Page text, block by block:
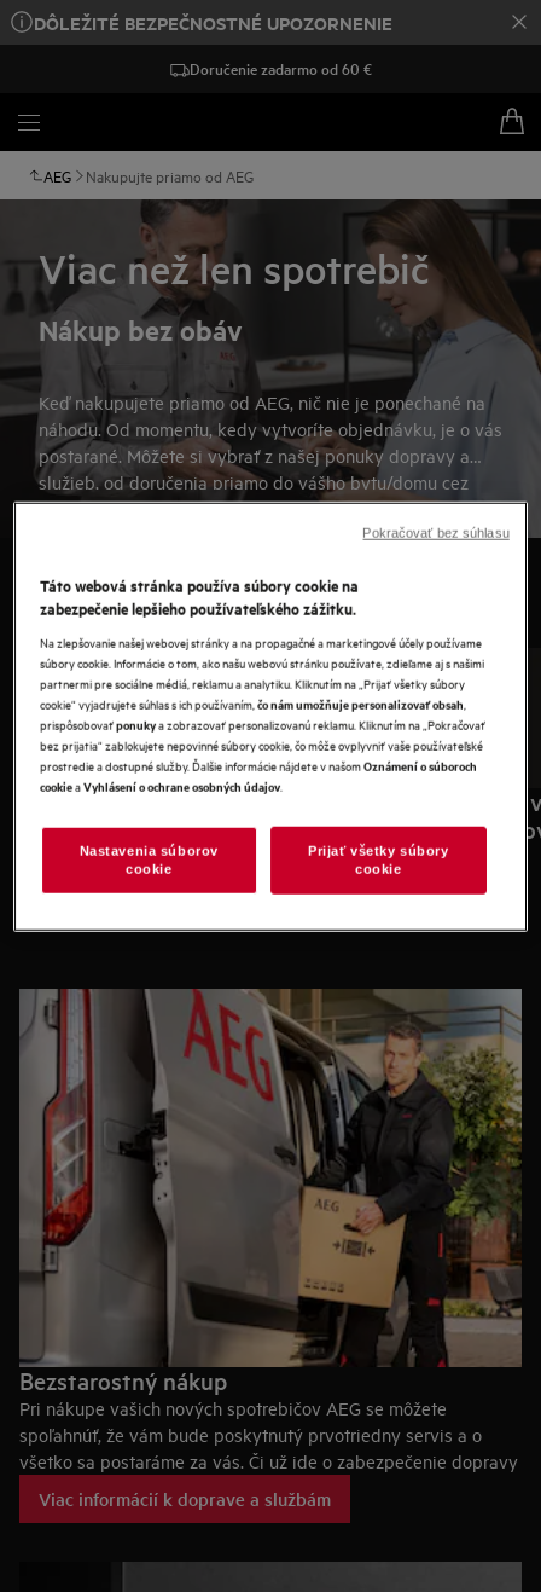
DÔLEŽITÉ BEZPEČNOSTNÉ UPOZORNENIE
Doručenie zadarmo od 60 €
AEG Nakupujte priamo od AEG
Viac než len spotrebič
Nákup bez obáv
Keď nakupujete priamo od AEG, nič nie je ponechané na
náhodu. Od momentu, kedy vytvoríte objednávku, je o vás
postarané. Môžete si vybrať z našej ponuky dopravy a
služieb, od doručenia priamo do vášho bytu/domu cez
inštaláciu spotrebiča až po odvoz a likvidáciu vášho
Dodanie aj veľkých spotrebičov pre
vaše pohodlie
Bezstarostný nákup
Pri nákupe vašich nových spotrebičov AEG se môžete
spoľahnúť, že vám bude poskytnutý prvotriedny servis a o
všetko sa postaráme za vás. Či už ide o zabezpečenie dopravy
a likvidáciu vášho starého spotrebiča.
Viac informácií k doprave a službám
Táto webová stránka používa súbory cookie na
zabezpečenie lepšieho používateľského zážitku.
Na zlepšovanie našej webovej stránky a na propagačné a marketingové účely používame
súbory cookie. Informácie o tom, ako našu webovú stránku používate, zdieľame aj s našimi
partnermi pre sociálne médiá, reklamu a analytiku. Kliknutím na „Prijať všetky súbory
cookie“ vyjadrujete súhlas s ich používaním,čo nám umožňuje personalizovať obsah,
prispôsobovaťponukya zobrazovať personalizovanú reklamu. Kliknutím na „Pokračovať
bez prijatia“ zablokujete nepovinné súbory cookie, čo môže ovplyvniť vaše používateľské
prostredie a dostupné služby. Ďalšie informácie nájdete v našomOznámení o súboroch
cookieaVyhlásení o ochrane osobných údajov.
Nastavenia súborov
cookie
Prijať všetky súbory
cookie
Pokračovať bez súhlasu